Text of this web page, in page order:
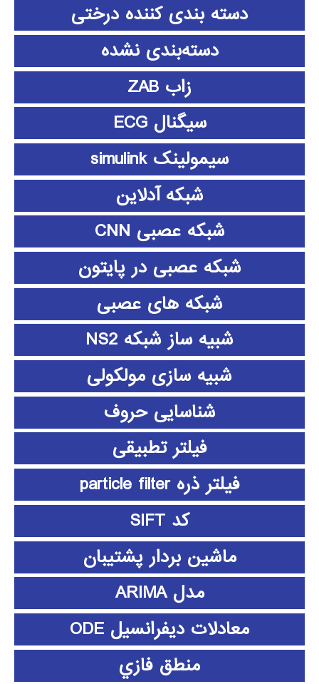
دسته بندی کننده درختی
دسته‌بندی نشده
زاب ZAB
سیگنال ECG
سیمولینک simulink
شبکه آدلاین
شبکه عصبی CNN
شبکه عصبی در پایتون
شبکه های عصبی
شبیه ساز شبکه NS2
شبیه سازی مولکولی
شناسایی حروف
فیلتر تطبیقی
فیلتر ذره particle filter
کد SIFT
ماشین بردار پشتیبان
مدل ARIMA
معادلات دیفرانسیل ODE
منطق فازي